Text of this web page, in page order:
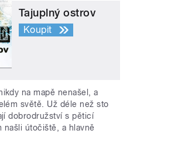
Tajuplný ostrov
Koupit
na mapě nenašel, a
světě. Už déle než sto
dobrodružství s pěticí
našli útočiště, a hlavně